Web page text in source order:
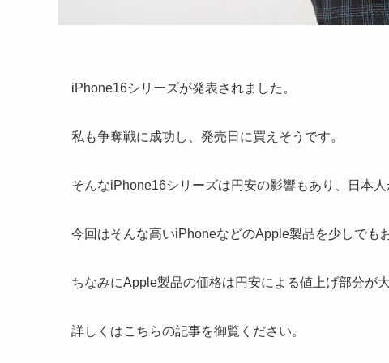
iPhone16シリーズが発表されました。
私も争奪戦に成功し、発売日に買えそうです。
そんなiPhone16シリーズは円安の影響もあり、日本
今回はそんな高いiPhoneなどのApple製品を少しでも
ちなみにApple製品の価格は円安による値上げ部分が
詳しくはこちらの記事を御覧ください。